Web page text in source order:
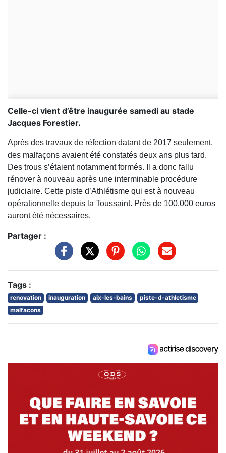
Celle-ci vient d’être inaugurée samedi au stade
Jacques Forestier.
Après des travaux de réfection datant de 2017 seulement,
des malfaçons avaient été constatés deux ans plus tard.
Des trous s’étaient notamment formés. Il a donc fallu
rénover à nouveau après une interminable procédure
judiciaire. Cette piste d’Athlétisme qui est à nouveau
opérationnelle depuis la Toussaint. Près de 100.000 euros
auront été nécessaires.
Partager :
Tags :
renovation inauguration aix-les-bains
piste-d-athletisme
malfacons